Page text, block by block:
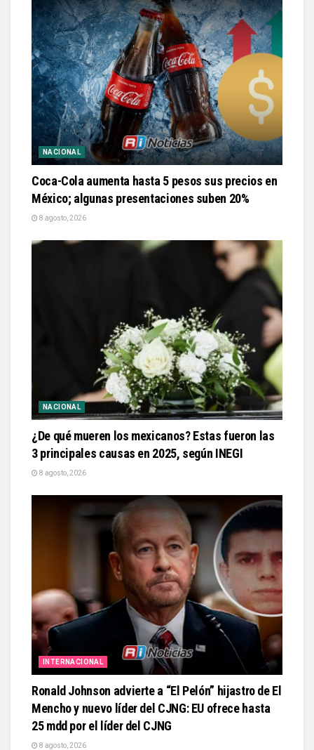
NACIONAL
Coca-Cola aumenta hasta 5 pesos sus precios en
México; algunas presentaciones suben 20%
8 agosto, 2026
NACIONAL
¿De qué mueren los mexicanos? Estas fueron las
3 principales causas en 2025, según INEGI
8 agosto, 2026
INTERNACIONAL
Ronald Johnson advierte a “El Pelón” hijastro de El
Mencho y nuevo líder del CJNG: EU ofrece hasta
25 mdd por el líder del CJNG
8 agosto, 2026